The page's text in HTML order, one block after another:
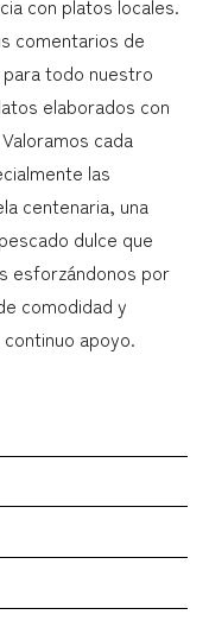
con platos locales.
comentarios de
para todo nuestro
elaborados con
cada
las
centenaria, una
dulce que
esforzándonos por
comodidad y
apoyo.